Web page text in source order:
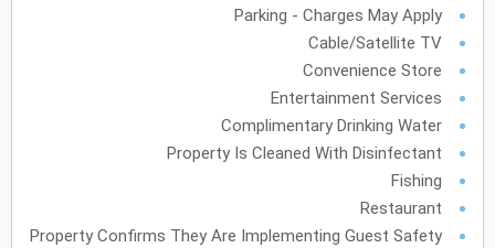
مارس
حالأحد نالاثنينثالثلاثاءرالأربعاء
الأحد نالاثنينث الثلاثاء الأربعاء الخميس
جالجمعةس السبت
Parking - Charges May Apply
Cable/Satellite TV
Convenience Store
Entertainment Services
Complimentary Drinking Water
Property Is Cleaned With Disinfectant
Fishing
Restaurant
Property Confirms They Are Implementing Guest Safety